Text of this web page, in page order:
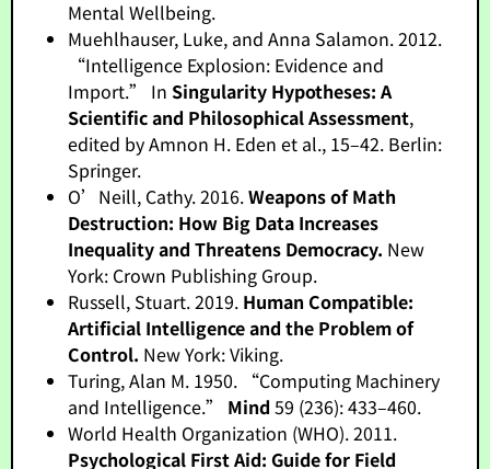
Mental Wellbeing.
Muehlhauser, Luke, and Anna Salamon. 2012.
“Intelligence Explosion: Evidence and
Import.” InSingularity Hypotheses: A
Scientific and Philosophical Assessment,
edited by Amnon H. Eden et al., 15–42. Berlin:
Springer.
O’Neill, Cathy. 2016.Weapons of Math
Destruction: How Big Data Increases
Inequality and Threatens Democracy. New
York: Crown Publishing Group.
Russell, Stuart. 2019. Human Compatible:
Artificial Intelligence and the Problem of
Control. New York: Viking.
Turing, Alan M. 1950. “Computing Machinery
and Intelligence.” Mind 59 (236): 433–460.
World Health Organization (WHO). 2011.
Psychological First Aid: Guide for Field